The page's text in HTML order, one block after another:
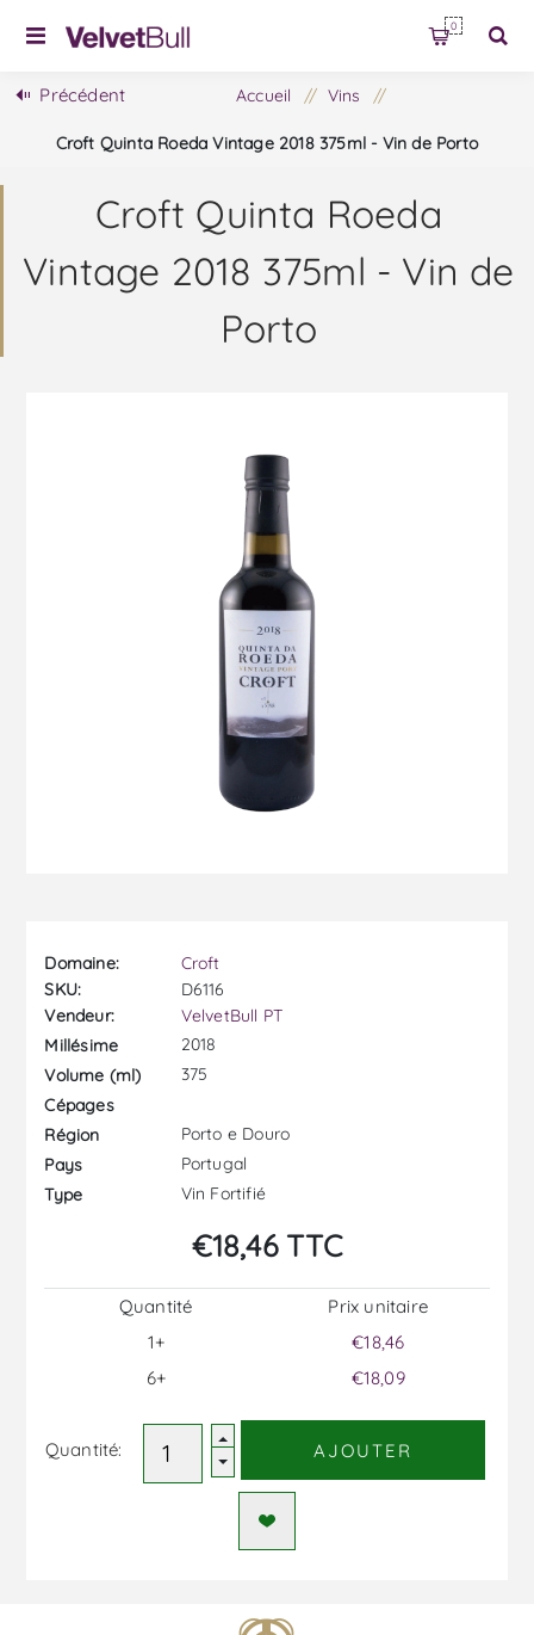
0
Précédent Accueil / Vins /
Croft Quinta Roeda Vintage 2018 375ml - Vin de Porto
Croft Quinta Roeda
Vintage 2018 375ml - Vin de
Porto
Domaine:
Croft
SKU:
D6116
Vendeur:
VelvetBull PT
Millésime
2018
Volume (ml)
375
Cépages
Région
Porto e Douro
Pays
Portugal
Type
Vin Fortifié
€18,46 TTC
Quantité
1+
6+
Prix ​​unitaire
€18,46
€18,09
Quantité: AJOUTER